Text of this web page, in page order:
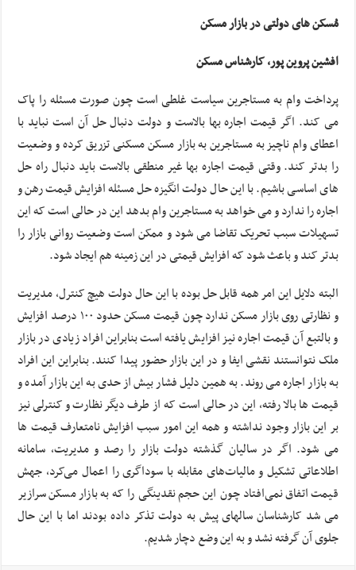
مُسکن های دولتی در بازار مسکن
افشین پروین پور، کارشناس مسکن
پرداخت وام به مستاجرین سیاست غلطی است چون صورت مسئله را پاک
می کند. اگر قیمت اجاره بها بالاست و دولت دنبال حل آن است نباید با
اعطای وام ناچیز به مستاجرین به بازار مسکن مسکنی تزریق کرده و وضعیت
را بدتر کند. وقتی قیمت اجاره بها غیر منطقی بالاست باید دنبال راه حل
های اساسی باشیم. با این حال دولت انگیزه حل مسئله افزایش قیمت رهن و
اجاره را ندارد و می خواهد به مستاجرین وام بدهد این در حالی است که این
تسهیلات سبب تحریک تقاضا می شود و ممکن است وضعیت روانی بازار را
بدتر کند و باعث شود که افزایش قیمتی در این زمینه هم ایجاد شود.
البته دلایل این امر همه قابل حل بوده با این حال دولت هیچ کنترل، مدیریت
و نظارتی روی بازار مسکن ندارد چون قیمت مسکن حدود ۱۰۰ درصد افزایش
و بالتبع آن قیمت اجاره نیز افزایش یافته است بنابراین افراد زیادی در بازار
ملک نتوانستند نقشی ایفا و در این بازار حضور پیدا کنند. بنابراین این افراد
به بازار اجاره می روند. به همین دلیل فشار بیش از حدی به این بازار آمده و
قیمت ها بالا رفته، این در حالی است که از طرف دیگر نظارت و کنترلی نیز
بر این بازار وجود نداشته و همه این امور سبب افزایش نامتعارف قیمت ها
می شود. اگر در سالیان گذشته دولت بازار را رصد و مدیریت، سامانه
اطلاعاتی تشکیل و مالیات‌های مقابله با سوداگری را اعمال می‌کرد، جهش
قیمت اتفاق نمی‌افتاد چون این حجم نقدینگی را که به بازار مسکن سرازیر
می شد کارشناسان سالهای پیش به دولت تذکر داده بودند اما با این حال
جلوی آن گرفته نشد و به این وضع دچار شدیم.